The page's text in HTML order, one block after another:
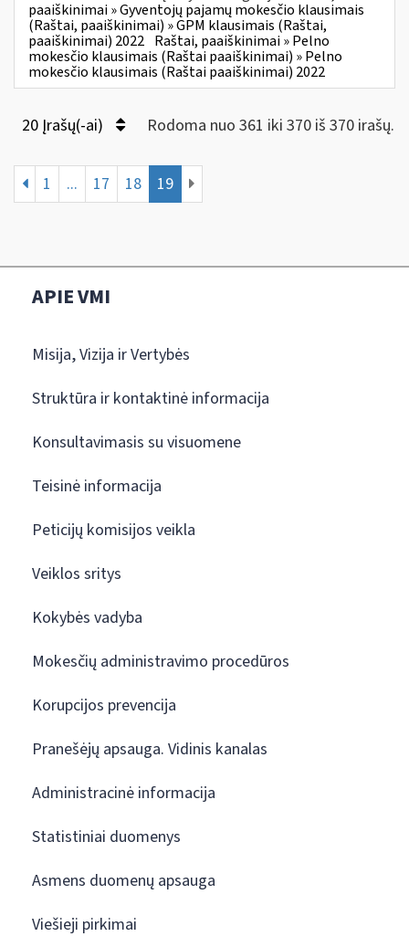
paaiškinimai » Gyventojų pajamų mokesčio klausimais
(Raštai, paaiškinimai) » GPM klausimais (Raštai,
paaiškinimai) 2022 Raštai, paaiškinimai » Pelno
mokesčio klausimais (Raštai paaiškinimai) » Pelno
mokesčio klausimais (Raštai paaiškinimai) 2022
20 Įrašų(-ai) Rodoma nuo 361 iki 370 iš 370 irašų.
1 ... 17 18 19
APIE VMI
Misija, Vizija ir Vertybės
Struktūra ir kontaktinė informacija
Konsultavimasis su visuomene
Teisinė informacija
Peticijų komisijos veikla
Veiklos sritys
Kokybės vadyba
Mokesčių administravimo procedūros
Korupcijos prevencija
Pranešėjų apsauga. Vidinis kanalas
Administracinė informacija
Statistiniai duomenys
Asmens duomenų apsauga
Viešieji pirkimai